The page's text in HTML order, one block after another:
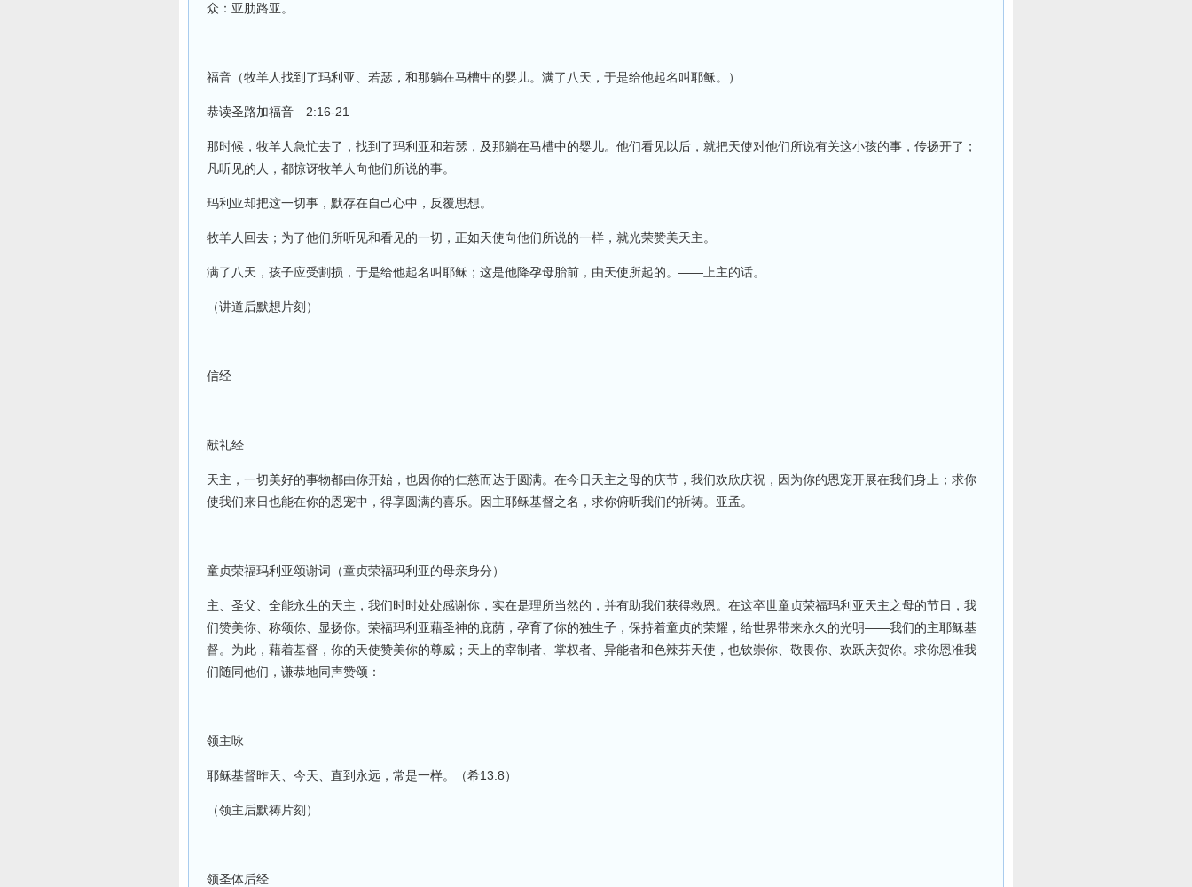
众：亚肋路亚。
福音（牧羊人找到了玛利亚、若瑟，和那躺在马槽中的婴儿。满了八天，于是给他起名叫耶稣。）
恭读圣路加福音 2:16-21
那时候，牧羊人急忙去了，找到了玛利亚和若瑟，及那躺在马槽中的婴儿。他们看见以后，就把天使对他们所说有关这小孩的事，传扬开了；
凡听见的人，都惊讶牧羊人向他们所说的事。
玛利亚却把这一切事，默存在自己心中，反覆思想。
牧羊人回去；为了他们所听见和看见的一切，正如天使向他们所说的一样，就光荣赞美天主。
满了八天，孩子应受割损，于是给他起名叫耶稣；这是他降孕母胎前，由天使所起的。——上主的话。
（讲道后默想片刻）
信经
献礼经
天主，一切美好的事物都由你开始，也因你的仁慈而达于圆满。在今日天主之母的庆节，我们欢欣庆祝，因为你的恩宠开展在我们身上；求你
使我们来日也能在你的恩宠中，得享圆满的喜乐。因主耶稣基督之名，求你俯听我们的祈祷。亚孟。
童贞荣福玛利亚颂谢词（童贞荣福玛利亚的母亲身分）
主、圣父、全能永生的天主，我们时时处处感谢你，实在是理所当然的，并有助我们获得救恩。在这卒世童贞荣福玛利亚天主之母的节日，我
们赞美你、称颂你、显扬你。荣福玛利亚藉圣神的庇荫，孕育了你的独生子，保持着童贞的荣耀，给世界带来永久的光明——我们的主耶稣基
督。为此，藉着基督，你的天使赞美你的尊威；天上的宰制者、掌权者、异能者和色辣芬天使，也钦崇你、敬畏你、欢跃庆贺你。求你恩准我
们随同他们，谦恭地同声赞颂：
领主咏
耶稣基督昨天、今天、直到永远，常是一样。（希13:8）
（领主后默祷片刻）
领圣体后经